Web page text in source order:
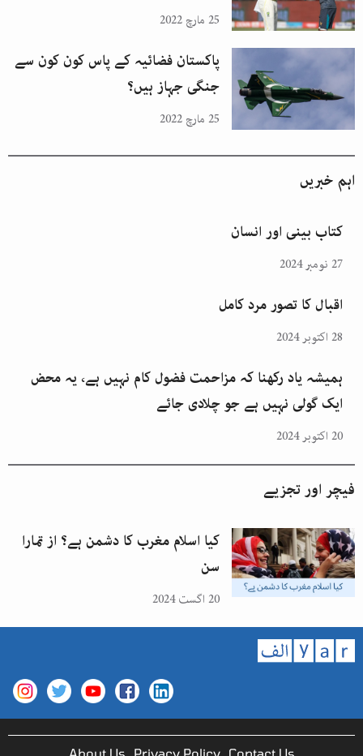
25 مارچ 2022
پاکستان فضائیہ کے پاس کون کون سے
جنگی جہاز ہیں؟
25 مارچ 2022
اہم خبریں
کتاب بینی اور انسان
27 نومبر 2024
اقبال کا تصور مرد کامل
28 اکتوبر 2024
ہمیشہ یاد رکھنا کہ مزاحمت فضول کام نہیں ہے، یہ محض
ایک گولی نہیں ہے جو چلادی جائے
20 اکتوبر 2024
فیچر اور تجزیے
کیا اسلام مغرب کا دشمن ہے؟ از تمارا
سن
20 اگست 2024